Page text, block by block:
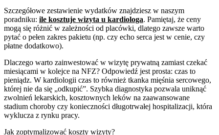
Szczegółowe zestawienie wydatków znajdziesz w naszym
poradniku: ile kosztuje wizyta u kardiologa. Pamiętaj, że ceny
mogą się różnić w zależności od placówki, dlatego zawsze warto
pytać o pełen zakres pakietu (np. czy echo serca jest w cenie, czy
płatne dodatkowo).
Dlaczego warto zainwestować w wizytę prywatną zamiast czekać
miesiącami w kolejce na NFZ? Odpowiedź jest prosta: czas to
pieniądz. W kardiologii czas to również tkanka mięśnia sercowego,
której nie da się „odkupić”. Szybka diagnostyka pozwala uniknąć
zwolnień lekarskich, kosztownych leków na zaawansowane
stadium choroby czy konieczności długotrwałej hospitalizacji, która
wyklucza z rynku pracy.
Jak zoptymalizować koszty wizyty?